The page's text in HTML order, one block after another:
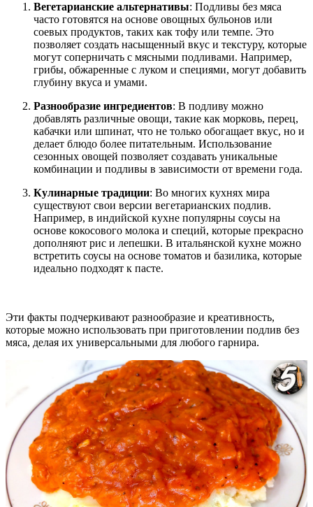
Вегетарианские альтернативы: Подливы без мяса
часто готовятся на основе овощных бульонов или
соевых продуктов, таких как тофу или темпе. Это
позволяет создать насыщенный вкус и текстуру, которые
могут соперничать с мясными подливами. Например,
грибы, обжаренные с луком и специями, могут добавить
глубину вкуса и умами.
Разнообразие ингредиентов: В подливу можно
добавлять различные овощи, такие как морковь, перец,
кабачки или шпинат, что не только обогащает вкус, но и
делает блюдо более питательным. Использование
сезонных овощей позволяет создавать уникальные
комбинации и подливы в зависимости от времени года.
Кулинарные традиции: Во многих кухнях мира
существуют свои версии вегетарианских подлив.
Например, в индийской кухне популярны соусы на
основе кокосового молока и специй, которые прекрасно
дополняют рис и лепешки. В итальянской кухне можно
встретить соусы на основе томатов и базилика, которые
идеально подходят к пасте.
Эти факты подчеркивают разнообразие и креативность,
которые можно использовать при приготовлении подлив без
мяса, делая их универсальными для любого гарнира.